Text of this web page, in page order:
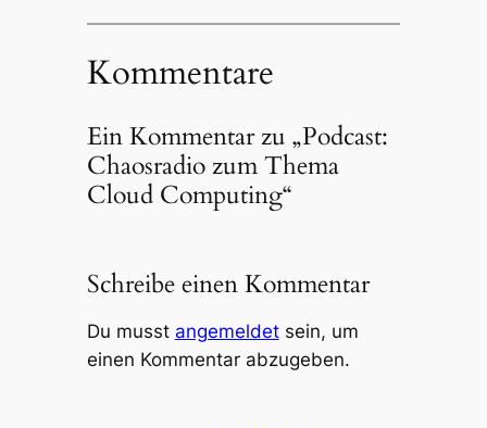
Kommentare
Ein Kommentar zu „Podcast:
Chaosradio zum Thema
Cloud Computing“
Schreibe einen Kommentar
Du musst angemeldetsein, um
einen Kommentar abzugeben.